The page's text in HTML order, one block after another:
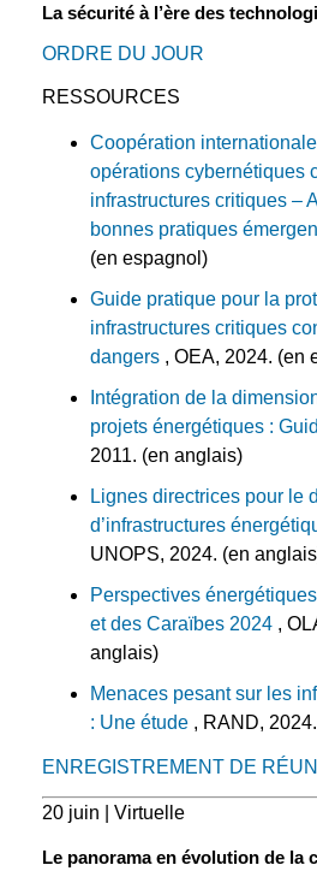
La sécurité à l’ère des
ORDRE DU JOUR
RESSOURCES
Coopération
opérations cybernétiques
infrastructures critiques –
bonnes pratiques
(en espagnol)
Guide pratique pour la
infrastructures critiques
dangers , OEA, 2024. (en
Intégration de la
projets énergétiques :
2011. (en anglais)
Lignes directrices pour le
d’infrastructures
UNOPS, 2024. (en
Perspectives
et des Caraïbes 2024 ,
anglais)
Menaces pesant sur les
: Une étude , RAND,
ENREGISTREMENT DE
20 juin | Virtuelle
Le panorama en évolution de la